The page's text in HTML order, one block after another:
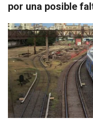
por una posible